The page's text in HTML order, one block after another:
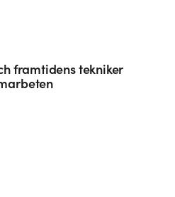
framtidens tekniker